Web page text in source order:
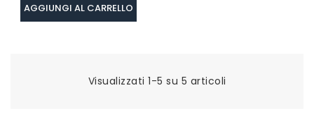
AGGIUNGI AL CARRELLO
Visualizzati 1-5 su 5 articoli